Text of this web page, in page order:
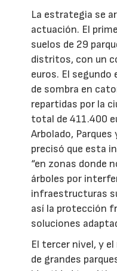
La estrategia se
actuación. El
suelos de 29
distritos, con un
euros. El
de sombra en
repartidas por la
total de 411.400
Arbolado, Parques
precisó que esta
“en zonas donde
árboles por
infraestructuras
así la protección
soluciones
El tercer nivel, y
de grandes